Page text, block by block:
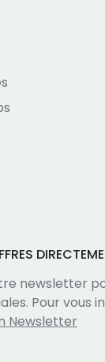
newsletter
Pour vous
Newsletter